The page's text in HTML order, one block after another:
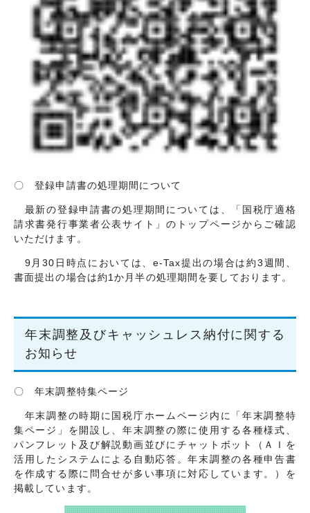
〇 登録申請書の処理期間について
最新の登録申請書の処理期間については、「国税庁適格
請求書発行事業者公表サイト」のトップページからご確認
いただけます。
9月30日時点においては、e-Tax提出の場合は約3週間、
書面提出の場合は約1か月半の処理期間を要しております。
年末調整及びキャッシュレス納付に関する
お知らせ
〇 年末調整特集ページ
年末調整の時期に国税庁ホームページ内に「年末調整特
集ページ」を開設し、年末調整の際に使用する各種様式、
パンフレット及び解説動画並びにチャットボット（ＡＩを
活用したシステムによる自動応答。年末調整の各種申告書
を作成する際に問合せが多い事項に対応しています。）を
掲載しています。